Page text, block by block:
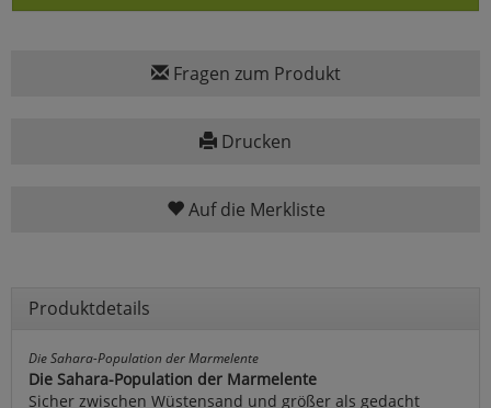
Fragen zum Produkt
Drucken
Auf die Merkliste
Produktdetails
Die Sahara-Population der Marmelente
Die Sahara-Population der Marmelente
Sicher zwischen Wüstensand und größer als gedacht